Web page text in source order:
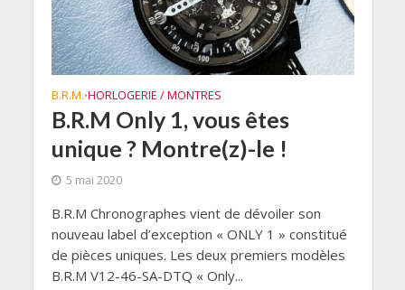
B.R.M.•HORLOGERIE / MONTRES
B.R.M Only 1, vous êtes
unique ? Montre(z)-le !
5 mai 2020
B.R.M Chronographes vient de dévoiler son
nouveau label d’exception « ONLY 1 » constitué
de pièces uniques. Les deux premiers modèles
B.R.M V12-46-SA-DTQ « Only...